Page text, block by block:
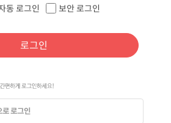
동 로그인 보안 로그인
로그인
로그인